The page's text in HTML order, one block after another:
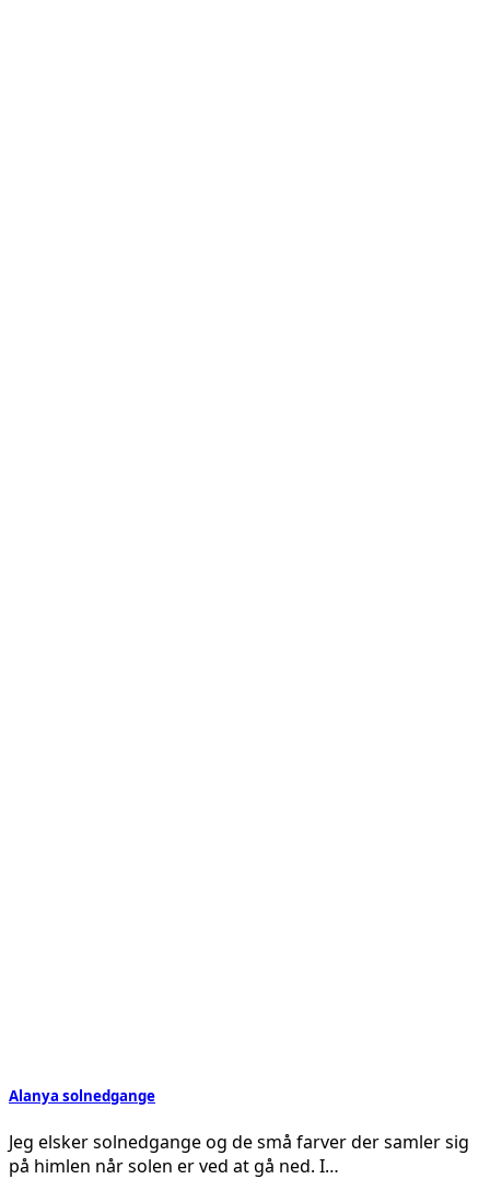
Alanya solnedgange
Jeg elsker solnedgange og de små farver der samler sig
på himlen når solen er ved at gå ned. I…